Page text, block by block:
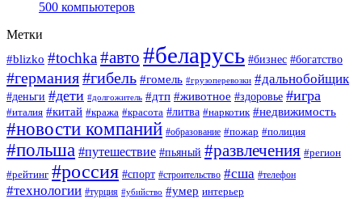
500 компьютеров
Метки
#blizko #tochka#авто #беларусь #бизнес #богатство
#германия#гибель #гомель #грузоперевозки #дальнобойщик
#деньги #дети #долгожитель #дтп #животное #здоровье #игра
#италия #китай #кража #красота #литва #наркотик #недвижимость
#новости компаний #образование #пожар #полиция
#польша #путешествие #пьяный #развлечения #регион
#рейтинг #россия #спорт #строительство #сша #телефон
#технологии #турция #убийство #умер интерьер